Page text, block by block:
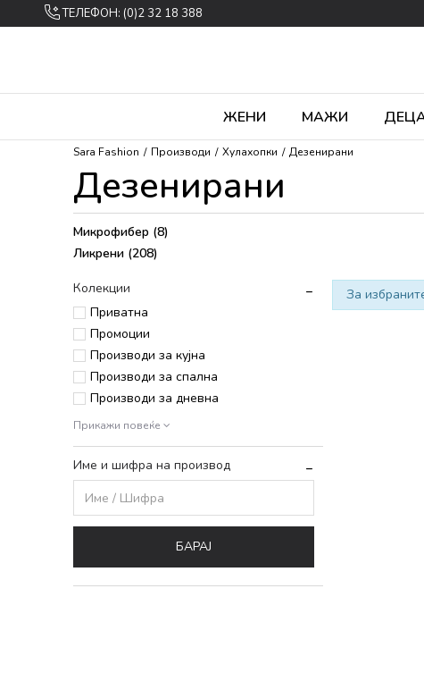
ТЕЛЕФОН: (0)2 32 18 388
ЖЕНИ МАЖИ
Sara Fashion Производи Хулахопки Дезенирани
Дезенирани
Микрофибер (8)
Ликрени (208)
Колекции
Приватна
Промоции
Производи за кујна
Производи за спална
Производи за дневна
Прикажи повеќе
Име и шифра на производ
БАРАЈ
За